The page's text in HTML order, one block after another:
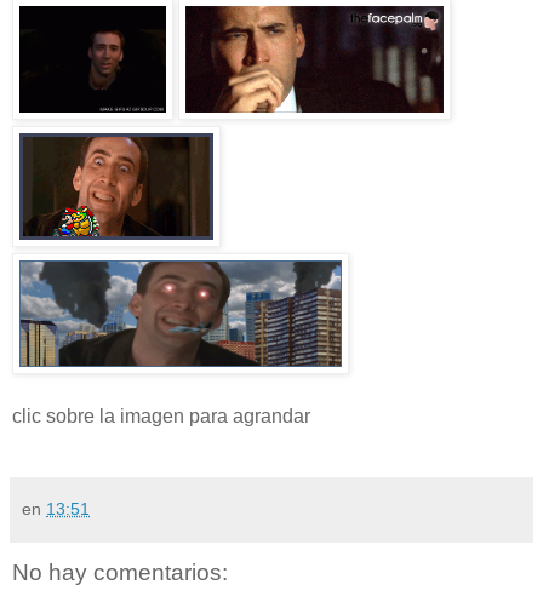
clic sobre la imagen para agrandar
en 13:51
No hay comentarios: